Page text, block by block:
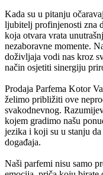
Kada su u pitanju
ljubitelj profinjenosti zna
koja otvara vrata
nezaboravne momente.
doživljaja vodi nas kroz
način osjetiti sinergiju
Prodaja Parfema Kotor
želimo približiti ove
svakodnevnog.
kojem gradimo našu
jezika i koji su u stanju
događaja.
Naši parfemi nisu samo